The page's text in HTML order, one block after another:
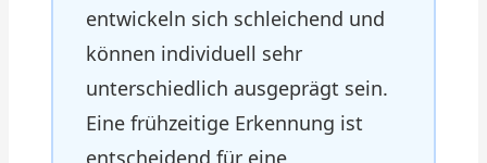
entwickeln sich schleichend und
können individuell sehr
unterschiedlich ausgeprägt sein.
Eine frühzeitige Erkennung ist
entscheidend für eine